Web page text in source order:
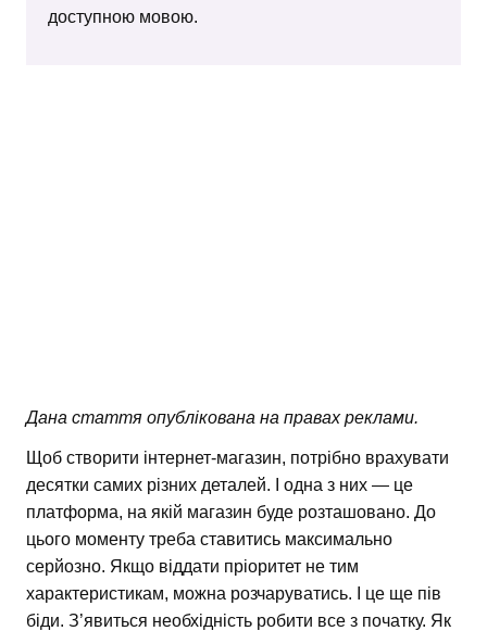
доступною мовою.
Дана стаття опублікована на правах реклами.
Щоб створити інтернет-магазин, потрібно врахувати
десятки самих різних деталей. І одна з них — це
платформа, на якій магазин буде розташовано. До
цього моменту треба ставитись максимально
серйозно. Якщо віддати пріоритет не тим
характеристикам, можна розчаруватись. І це ще пів
біди. З’явиться необхідність робити все з початку. Як